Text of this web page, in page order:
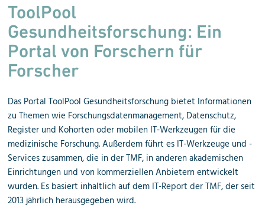
ToolPool
Gesundheitsforschung: Ein
Portal von Forschern für
Forscher
Das Portal ToolPool Gesundheitsforschung bietet Informationen
zuThemen wie Forschungsdatenmanagement, Datenschutz,
Register und Kohorten oder mobilen IT-Werkzeugen für die
medizinische Forschung. Außerdem führt es IT-Werkzeuge und -
Services zusammen, die in der TMF, in anderen akademischen
Einrichtungen und von kommerziellen Anbietern entwickelt
wurden. Es basiert inhaltlich auf dem IT-Report der TMF, der seit
2013 jährlich herausgegeben wird.